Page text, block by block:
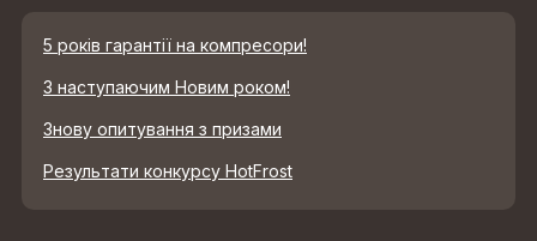
5 років гарантії на компресори!
З наступаючим Новим роком!
Знову опитування з призами
Результати конкурсу HotFrost